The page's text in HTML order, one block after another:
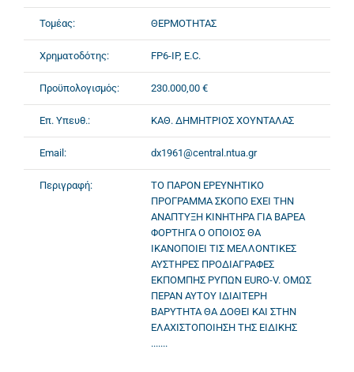
Τομέας: ΘΕΡΜΟΤΗΤΑΣ
Χρηματοδότης: FP6-IP, E.C.
Προϋπολογισμός: 230.000,00 €
Επ. Υπευθ.: ΚΑΘ. ΔΗΜΗΤΡΙΟΣ ΧΟΥΝΤΑΛΑΣ
Email: dx1961@central.ntua.gr
Περιγραφή:
ΤΟ ΠΑΡΟΝ ΕΡΕΥΝΗΤΙΚΟ
ΠΡΟΓΡΑΜΜΑ ΣΚΟΠΟ ΕΧΕΙ ΤΗΝ
ΑΝΑΠΤΥΞΗ ΚΙΝΗΤΗΡΑ ΓΙΑ ΒΑΡΕΑ
ΦΟΡΤΗΓΑ Ο ΟΠΟΙΟΣ ΘΑ
ΙΚΑΝΟΠΟΙΕΙ ΤΙΣ ΜΕΛΛΟΝΤΙΚΕΣ
ΑΥΣΤΗΡΕΣ ΠΡΟΔΙΑΓΡΑΦΕΣ
ΕΚΠΟΜΠΗΣ ΡΥΠΩΝ EURO-V. ΟΜΩΣ
ΠΕΡΑΝ ΑΥΤΟΥ ΙΔΙΑΙΤΕΡΗ
ΒΑΡΥΤΗΤΑ ΘΑ ΔΟΘΕΙ ΚΑΙ ΣΤΗΝ
ΕΛΑΧΙΣΤΟΠΟΙΗΣΗ ΤΗΣ ΕΙΔΙΚΗΣ
.......